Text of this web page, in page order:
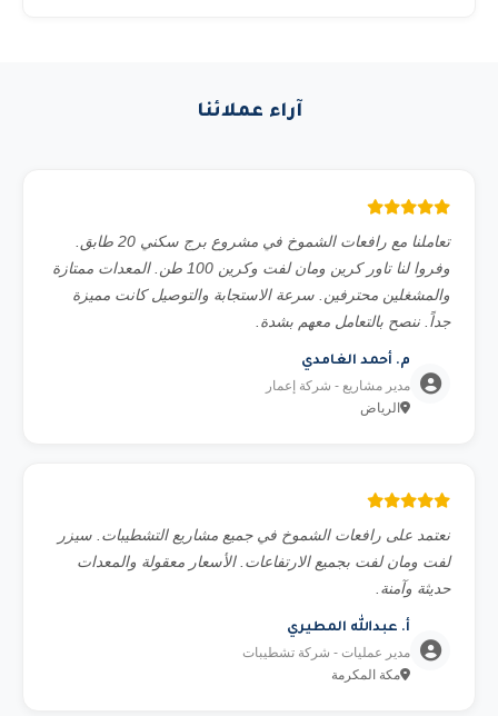
التوصيل في الموعد المحدد بالضبط.
آراء عملائنا
تعاملنا مع رافعات الشموخ في مشروع برج سكني 20 طابق.
وفروا لنا تاور كرين ومان لفت وكرين 100 طن. المعدات ممتازة
والمشغلين محترفين. سرعة الاستجابة والتوصيل كانت مميزة
جداً. ننصح بالتعامل معهم بشدة.
م. أحمد الغامدي
مدير مشاريع - شركة إعمار
الرياض
نعتمد على رافعات الشموخ في جميع مشاريع التشطيبات. سيزر
لفت ومان لفت بجميع الارتفاعات. الأسعار معقولة والمعدات
حديثة وآمنة.
أ. عبدالله المطيري
مدير عمليات - شركة تشطيبات
مكة المكرمة